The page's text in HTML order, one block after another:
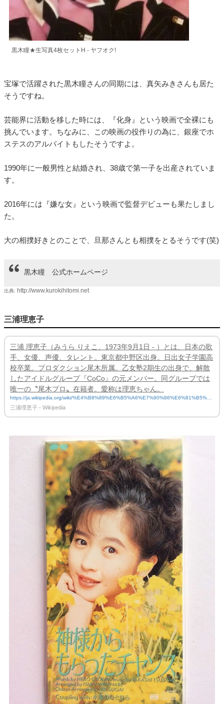
黒木瞳★生写真4枚セットH - ヤフオク!
宝塚で活躍された黒木瞳さんの同期には、真矢みきさんも居た
そうですね。
芸能界に活動を移した時には、『化身』という映画で全裸にも
挑んでいます。ちなみに、この映画の役作りの為に、銀座でホ
ステスのアルバイトもしたそうですよ。
1990年に一般男性と結婚され、38歳で第一子を出産されていま
す。
2016年には『嫌な女』という映画で監督デビューも果たしまし
た。
大の相撲好きとのことで、旦那さんとも相撲をとるそうです(笑)
黒木瞳 公式ホームページ
出典: http://www.kurokihitomi.net
三浦理恵子
三浦 理恵子（みうら りえこ、1973年9月1日 - ）とは、日本の歌
手、女優、声優、タレント。東京都中野区出身。日出女子学園高
校卒業。プロダクション尾木所属。乙女塾2期生の出身で、解散
したアイドルグループ『CoCo』の元メンバー。同グループでは
唯一の〝尾木プロ〟在籍者。愛称は理恵ちゃん。
https://ja.wikipedia.org/wiki/%E4%B8%89%E6%B5%A6%E7%90%86%E6%81%B5%E
5%AD%90
三浦理恵子 - Wikipedia